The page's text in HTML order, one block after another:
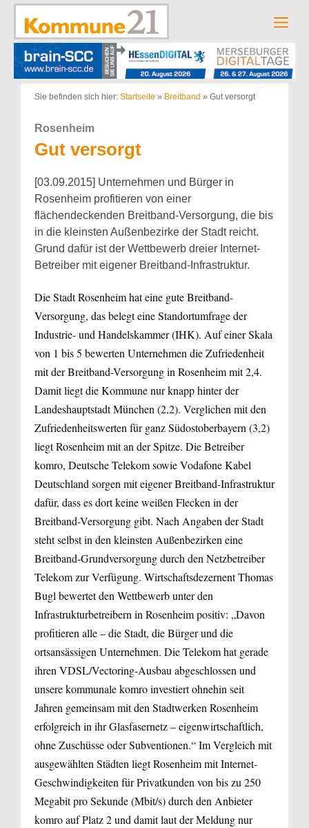
Zum
springen
Sie befinden sich hier: Startseite » Breitband » Gut versorgt
Rosenheim
Gut versorgt
[03.09.2015] Unternehmen und Bürger in
Rosenheim profitieren von einer
flächendeckenden Breitband-Versorgung, die bis
in die kleinsten Außenbezirke der Stadt reicht.
Grund dafür ist der Wettbewerb dreier Internet-
Betreiber mit eigener Breitband-Infrastruktur.
Die Stadt Rosenheim hat eine gute Breitband-
Versorgung, das belegt eine Standortumfrage der
Industrie- und Handelskammer (IHK). Auf einer Skala
von 1 bis 5 bewerten Unternehmen die Zufriedenheit
mit der Breitband-Versorgung in Rosenheim mit 2,4.
Damit liegt die Kommune nur knapp hinter der
Landeshauptstadt München (2,2). Verglichen mit den
Zufriedenheitswerten für ganz Südostoberbayern (3,2)
liegt Rosenheim mit an der Spitze. Die Betreiber
komro, Deutsche Telekom sowie Vodafone Kabel
Deutschland sorgen mit eigener Breitband-Infrastruktur
dafür, dass es dort keine weißen Flecken in der
Breitband-Versorgung gibt. Nach Angaben der Stadt
steht selbst in den kleinsten Außenbezirken eine
Breitband-Grundversorgung durch den Netzbetreiber
Telekom zur Verfügung. Wirtschaftsdezernent Thomas
Bugl bewertet den Wettbewerb unter den
Infrastrukturbetreibern in Rosenheim positiv: „Davon
profitieren alle – die Stadt, die Bürger und die
ortsansässigen Unternehmen. Die Telekom hat gerade
ihren VDSL/Vectoring-Ausbau abgeschlossen und
unsere kommunale komro investiert ohnehin seit
Jahren gemeinsam mit den Stadtwerken Rosenheim
erfolgreich in ihr Glasfasernetz – eigenwirtschaftlich,
ohne Zuschüsse oder Subventionen.“ Im Vergleich mit
ausgewählten Städten liegt Rosenheim mit Internet-
Geschwindigkeiten für Privatkunden von bis zu 250
Megabit pro Sekunde (Mbit/s) durch den Anbieter
komro auf Platz 2 und damit laut der Meldung nur